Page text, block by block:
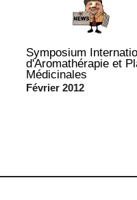
Symposium
d'Aromathérapie et
Médicinales
Février 2012